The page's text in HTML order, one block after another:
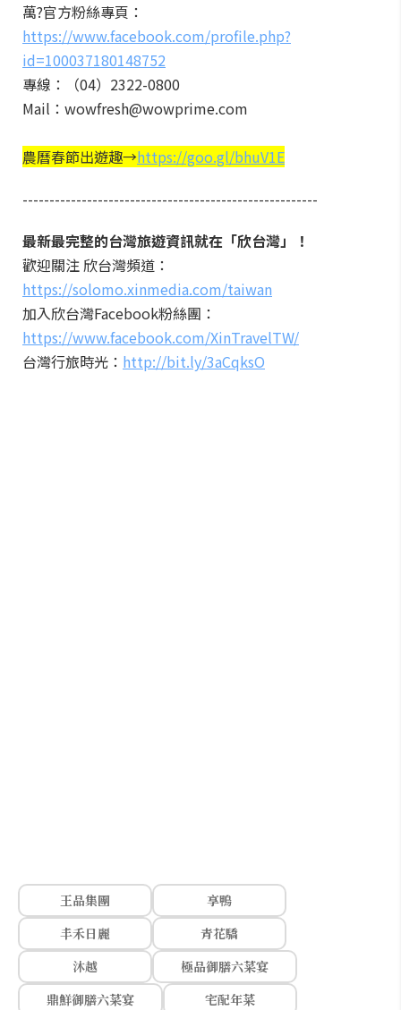
萬?官方粉絲專頁：
https://www.facebook.com/profile.php?
id=100037180148752
專線：（04）2322-0800
Mail：wowfresh@wowprime.com
農曆春節出遊趣→https://goo.gl/bhuV1E
-------------------------------------------------------
最新最完整的台灣旅遊資訊就在「欣台灣」！
歡迎關注 欣台灣頻道：
https://solomo.xinmedia.com/taiwan
加入欣台灣Facebook粉絲團：
https://www.facebook.com/XinTravelTW/
台灣行旅時光： http://bit.ly/3aCqksO
王品集團
享鴨
丰禾日麗
青花驕
沐越
極品御膳六菜宴
鼎鮮御膳六菜宴
宅配年菜